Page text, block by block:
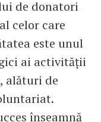
de donatori
celor care
este unul
ai activității
alături de
înseamnă